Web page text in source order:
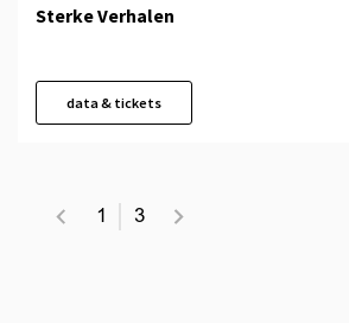
Sterke Verhalen
data & tickets
1 3